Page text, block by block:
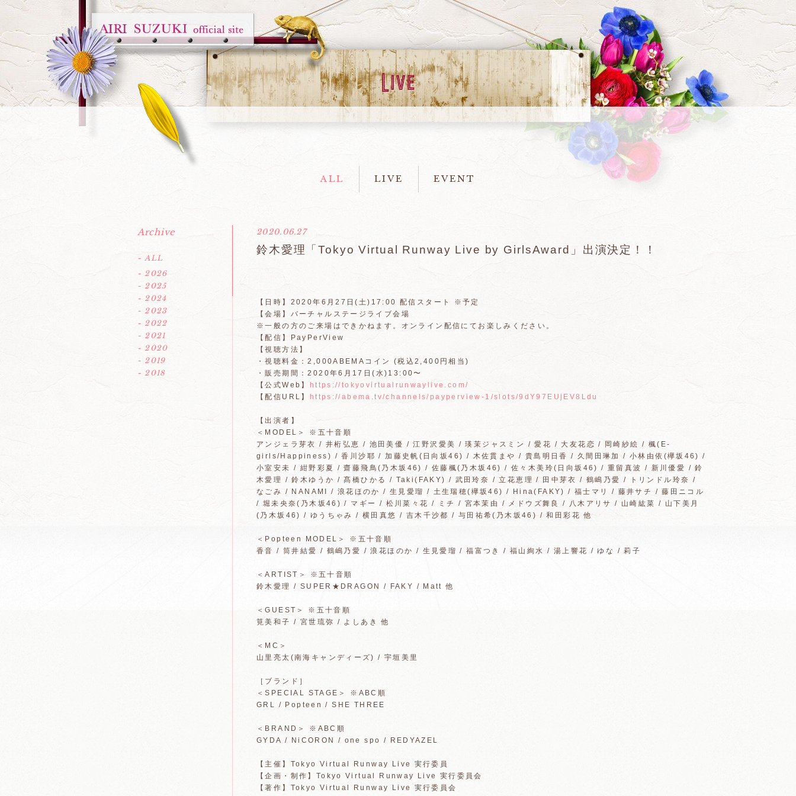
ALL LIVE EVENT
2020.06.27
鈴木愛理「Tokyo Virtual Runway Live by GirlsAward」出演決定！！
【日時】2020年6月27日(土)17:00 配信スタート ※予定
【会場】バーチャルステージライブ会場
※一般の方のご来場はできかねます。オンライン配信にてお楽しみください。
【配信】PayPerView
【視聴方法】
・視聴料金：2,000ABEMAコイン (税込2,400円相当)
・販売期間：2020年6月17日(水)13:00〜
【公式Web】
https://tokyovirtualrunwaylive.com/
【配信URL】
https://abema.tv/channels/payperview-1/slots/9dY97EUjEV8Ldu
【出演者】
＜MODEL＞ ※五十音順
アンジェラ芽衣 / 井桁弘恵 / 池田美優 / 江野沢愛美 / 瑛茉ジャスミン / 愛花 / 大友花恋 / 岡崎紗絵 / 楓(E-
girls/Happiness) / 香川沙耶 / 加藤史帆(日向坂46) / 木佐貫まや / 貴島明日香 / 久間田琳加 / 小林由依(欅坂46) /
小室安未 / 紺野彩夏 / 齋藤飛鳥(乃木坂46) / 佐藤楓(乃木坂46) / 佐々木美玲(日向坂46) / 重留真波 / 新川優愛 / 鈴
木愛理 / 鈴木ゆうか / 髙橋ひかる / Taki(FAKY) / 武田玲奈 / 立花恵理 / 田中芽衣 / 鶴嶋乃愛 / トリンドル玲奈 /
なごみ / NANAMI / 浪花ほのか / 生見愛瑠 / 土生瑞穂(欅坂46) / Hina(FAKY) / 福士マリ / 藤井サチ / 藤田ニコル
/ 堀未央奈(乃木坂46) / マギー / 松川菜々花 / ミチ / 宮本茉由 / メドウズ舞良 / 八木アリサ / 山崎紘菜 / 山下美月
(乃木坂46) / ゆうちゃみ / 横田真悠 / 吉木千沙都 / 与田祐希(乃木坂46) / 和田彩花 他
＜Popteen MODEL＞ ※五十音順
香音 / 筒井結愛 / 鶴嶋乃愛 / 浪花ほのか / 生見愛瑠 / 福富つき / 福山絢水 / 湯上響花 / ゆな / 莉子
＜ARTIST＞ ※五十音順
鈴木愛理 / SUPER★DRAGON / FAKY / Matt 他
＜GUEST＞ ※五十音順
筧美和子 / 宮世琉弥 / よしあき 他
＜MC＞
山里亮太(南海キャンディーズ) / 宇垣美里
［ブランド］
＜SPECIAL STAGE＞ ※ABC順
GRL / Popteen / SHE THREE
＜BRAND＞ ※ABC順
GYDA / NiCORON / one spo / REDYAZEL
【主催】Tokyo Virtual Runway Live 実行委員
【企画・制作】Tokyo Virtual Runway Live 実行委員会
【著作】Tokyo Virtual Runway Live 実行委員会
Archive
- ALL
- 2026
- 2025
- 2024
- 2023
- 2022
- 2021
- 2020
- 2019
- 2018